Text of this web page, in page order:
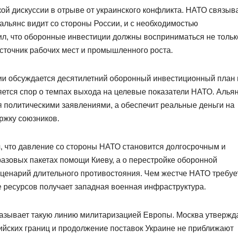
дискуссии в отрыве от украинского конфликта. НАТО
видит со стороны России, и с необходимостью
что оборонные инвестиции должны восприниматься не
рабочих мест и промышленного роста.
обсуждается десятилетний оборонный инвестиционный план
спор о темпах выхода на целевые показатели НАТО.
политическими заявлениями, а обеспечит реальные деньги на
союзников.
что давление со стороны НАТО становится долгосрочным и
пакетах помощи Киеву, а о перестройке оборонной
длительного противостояния. Чем жестче НАТО
получает западная военная инфраструктура.
такую линию милитаризацией Европы. Москва
границ и продолжение поставок Украине не приближают